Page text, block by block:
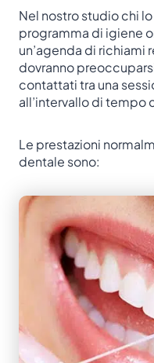
Nel nostro studio chi
programma di igiene
un’agenda di richiami
dovranno
contattati tra una
all’intervallo di
Le prestazioni
dentale sono: